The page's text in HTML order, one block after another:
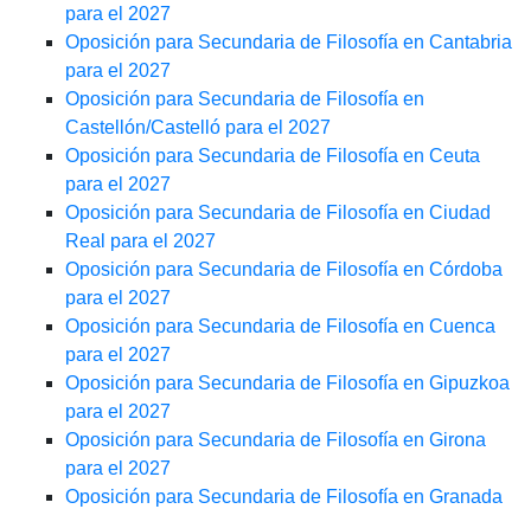
para el 2027
Oposición para Secundaria de Filosofía en Cantabria
para el 2027
Oposición para Secundaria de Filosofía en
Castellón/Castelló para el 2027
Oposición para Secundaria de Filosofía en Ceuta
para el 2027
Oposición para Secundaria de Filosofía en Ciudad
Real para el 2027
Oposición para Secundaria de Filosofía en Córdoba
para el 2027
Oposición para Secundaria de Filosofía en Cuenca
para el 2027
Oposición para Secundaria de Filosofía en Gipuzkoa
para el 2027
Oposición para Secundaria de Filosofía en Girona
para el 2027
Oposición para Secundaria de Filosofía en Granada